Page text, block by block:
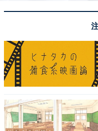
スタッフのもてなし
とができる